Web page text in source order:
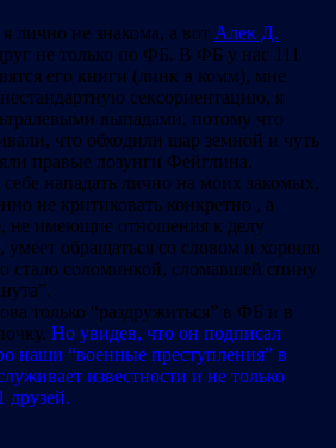
лично не знакома, а вот Алек Д.
не только по ФБ. В ФБ у нас 111
его книги (линк в комм), мне
сексориентацию, я
выпадами, потому что
что обходили шар земной и чуть
правые лозунги Фейглина.
нападать лично на моих закомых,
не критиковать конкретно , а
не имеющие отношения к делу
умеет обращаться со словом и хорошо
стало соломинкой, сломавшей спину
только “раздружиться” в ФБ и в
Но увидев, что он подписал
наши “военные преступления” в
известности и не только
друзей.